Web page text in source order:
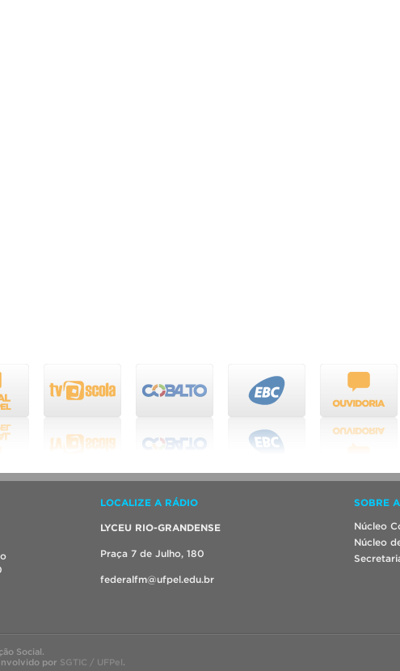
LOCALIZE A RÁDIO
LYCEU RIO-GRANDENSE
Praça 7 de Julho, 180
federalfm@ufpel.edu.br
SOBRE
Núcleo
Núcleo
Social.
por SGTIC / UFPel .